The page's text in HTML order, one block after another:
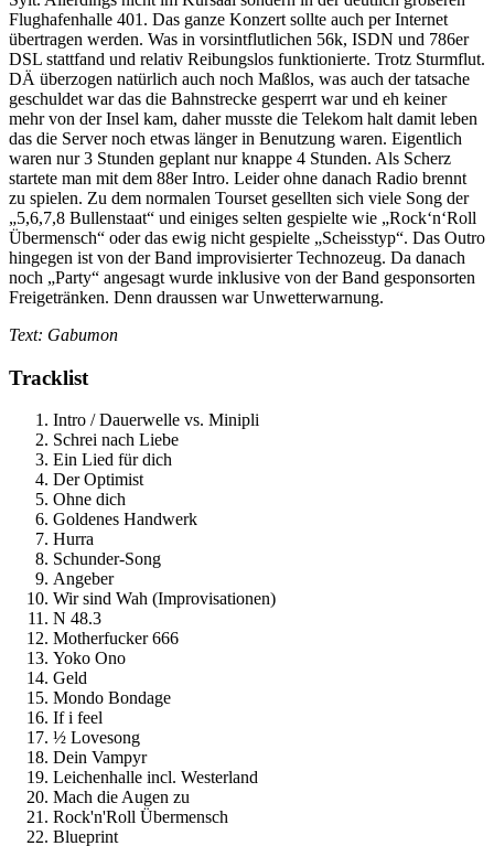
Flughafenhalle 401. Das ganze Konzert sollte auch per Internet
übertragen werden. Was in vorsintflutlichen 56k, ISDN und 786er
DSL stattfand und relativ Reibungslos funktionierte. Trotz Sturmflut.
DÄ überzogen natürlich auch noch Maßlos, was auch der tatsache
geschuldet war das die Bahnstrecke gesperrt war und eh keiner
mehr von der Insel kam, daher musste die Telekom halt damit leben
das die Server noch etwas länger in Benutzung waren. Eigentlich
waren nur 3 Stunden geplant nur knappe 4 Stunden. Als Scherz
startete man mit dem 88er Intro. Leider ohne danach Radio brennt
zu spielen. Zu dem normalen Tourset gesellten sich viele Song der
„5,6,7,8 Bullenstaat“ und einiges selten gespielte wie „Rock‘n‘Roll
Übermensch“ oder das ewig nicht gespielte „Scheisstyp“. Das Outro
hingegen ist von der Band improvisierter Technozeug. Da danach
noch „Party“ angesagt wurde inklusive von der Band gesponsorten
Freigetränken. Denn draussen war Unwetterwarnung.
Text: Gabumon
Tracklist
Intro / Dauerwelle vs. Minipli
Schrei nach Liebe
Ein Lied für dich
Der Optimist
Ohne dich
Goldenes Handwerk
Hurra
Schunder-Song
Angeber
Wir sind Wah (Improvisationen)
N 48.3
Motherfucker 666
Yoko Ono
Geld
Mondo Bondage
If i feel
½ Lovesong
Dein Vampyr
Leichenhalle incl. Westerland
Mach die Augen zu
Rock'n'Roll Übermensch
Blueprint